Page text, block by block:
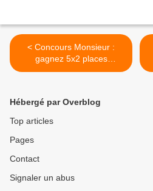
< Concours Monsieur :
gagnez 5x2 places
(Terminé)
Hébergé par Overblog
Top articles
Pages
Contact
Signaler un abus